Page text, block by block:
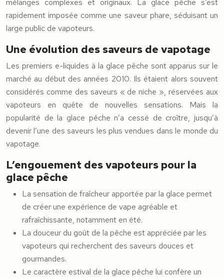
mélanges complexes et originaux. La glace pêche s’est
rapidement imposée comme une saveur phare, séduisant un
large public de vapoteurs.
Une évolution des saveurs de vapotage
Les premiers e-liquides à la glace pêche sont apparus sur le
marché au début des années 2010. Ils étaient alors souvent
considérés comme des saveurs « de niche », réservées aux
vapoteurs en quête de nouvelles sensations. Mais la
popularité de la glace pêche n’a cessé de croître, jusqu’à
devenir l’une des saveurs les plus vendues dans le monde du
vapotage.
L’engouement des vapoteurs pour la
glace pêche
La sensation de fraîcheur apportée par la glace permet
de créer une expérience de vape agréable et
rafraîchissante, notamment en été.
La douceur du goût de la pêche est appréciée par les
vapoteurs qui recherchent des saveurs douces et
gourmandes.
Le caractère estival de la glace pêche lui confère un